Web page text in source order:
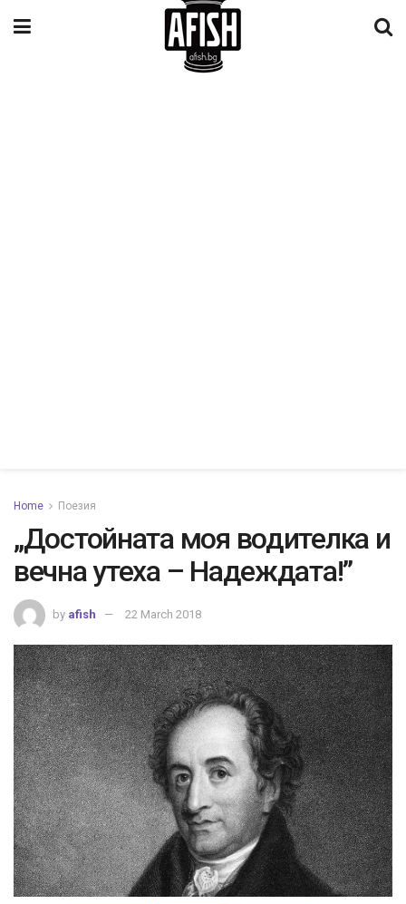
Home Поезия
„Достойната моя водителка и
вечна утеха – Надеждата!”
by afish 22 March 2018